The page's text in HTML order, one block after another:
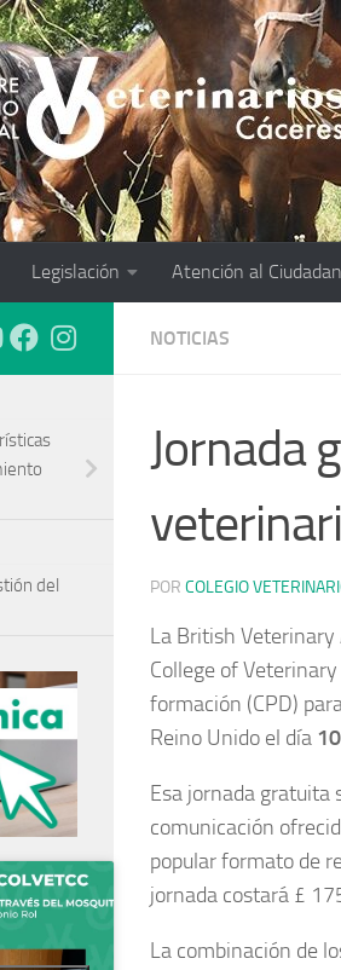
Legislación Atención al
NOTICIAS
Jornada
POR COLEGIO
La British Veterinary
College of
formación (CPD)
Reino Unido el día
Esa jornada gratuita
comunicación
popular formato de
jornada costará £
La combinación de
del